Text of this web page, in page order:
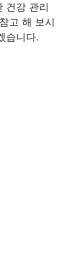
건강 관리
고 해 보시
습니다.